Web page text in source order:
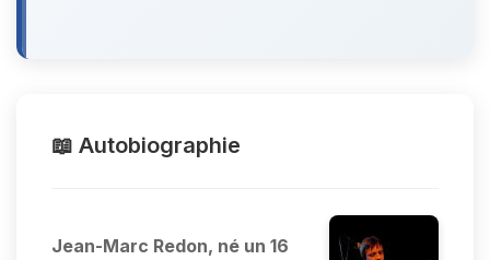
📖 Autobiographie
Jean-Marc Redon, né un 16